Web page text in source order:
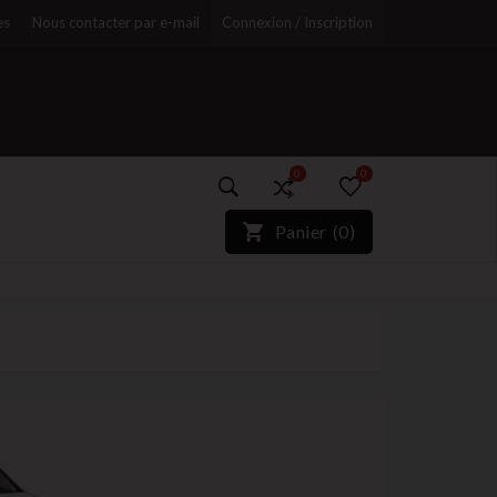
Nous contacter par e-mail Connexion / Inscription
0
)*}
0
Panier (0)